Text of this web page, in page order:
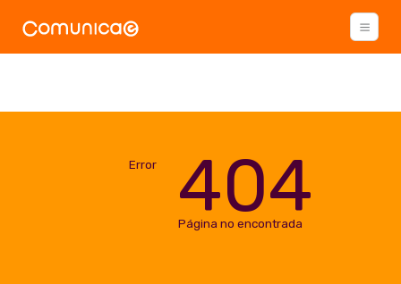
Error 404
Página no encontrada